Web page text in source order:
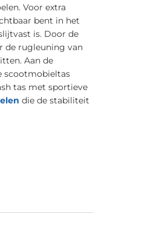
Voor extra
bent in het
is. Door de
de rugleuning van
Aan de
scootmobieltas
tas met sportieve
die de stabiliteit